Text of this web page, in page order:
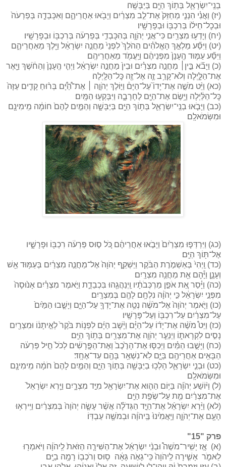
בְנֵֽי־יִשְׂרָאֵ֛ל בְּת֥וֹךְ הַיָּ֖ם בַּיַּבָּשָֽׁה׃
(יז) וַאֲנִ֗י הִנְנִ֤י מְחַזֵּק֙ אֶת־לֵ֣ב מִצְרַ֔יִם וְיָבֹ֖אוּ אַחֲרֵיהֶ֑ם וְאִכָּבְדָ֤ה בְּפַרְעֹה֙
וּבְכׇל־חֵיל֔וֹ בְּרִכְבּ֖וֹ וּבְפָרָשָֽׁיו׃
(יח) וְיָדְע֥וּ מִצְרַ֖יִם כִּי־אֲנִ֣י יְהֹוָ֑ה בְּהִכָּבְדִ֣י בְּפַרְעֹ֔ה בְּרִכְבּ֖וֹ וּבְפָרָשָֽׁיו׃
(יט) וַיִּסַּ֞ע מַלְאַ֣ךְ הָאֱלֹהִ֗ים הַהֹלֵךְ֙ לִפְנֵי֙ מַחֲנֵ֣ה יִשְׂרָאֵ֔ל וַיֵּ֖לֶךְ מֵאַחֲרֵיהֶ֑ם
וַיִּסַּ֞ע עַמּ֤וּד הֶֽעָנָן֙ מִפְּנֵיהֶ֔ם וַיַּֽעֲמֹ֖ד מֵאַחֲרֵיהֶֽם׃
(כ) וַיָּבֹ֞א בֵּ֣ין׀ מַחֲנֵ֣ה מִצְרַ֗יִם וּבֵין֙ מַחֲנֵ֣ה יִשְׂרָאֵ֔ל וַיְהִ֤י הֶֽעָנָן֙ וְהַחֹ֔שֶׁךְ וַיָּ֖אֶר
אֶת־הַלָּ֑יְלָה וְלֹא־קָרַ֥ב זֶ֛ה אֶל־זֶ֖ה כׇּל־הַלָּֽיְלָה׃
(כא) וַיֵּ֨ט מֹשֶׁ֣ה אֶת־יָדוֹ֮ עַל־הַיָּם֒ וַיּ֣וֹלֶךְ יְהֹוָ֣ה ׀ אֶת־הַ֠יָּ֠ם בְּר֨וּחַ קָדִ֤ים עַזָּה֙
כׇּל־הַלַּ֔יְלָה וַיָּ֥שֶׂם אֶת־הַיָּ֖ם לֶחָרָבָ֑ה וַיִּבָּקְע֖וּ הַמָּֽיִם׃
(כב) וַיָּבֹ֧אוּ בְנֵֽי־יִשְׂרָאֵ֛ל בְּת֥וֹךְ הַיָּ֖ם בַּיַּבָּשָׁ֑ה וְהַמַּ֤יִם לָהֶם֙ חוֹמָ֔ה מִֽימִינָ֖ם
וּמִשְּׂמֹאלָֽם׃
(כג) וַיִּרְדְּפ֤וּ מִצְרַ֙יִם֙ וַיָּבֹ֣אוּ אַחֲרֵיהֶ֔ם כֹּ֚ל ס֣וּס פַּרְעֹ֔ה רִכְבּ֖וֹ וּפָרָשָׁ֑יו
אֶל־תּ֖וֹךְ הַיָּֽם׃
(כד) וַֽיְהִי֙ בְּאַשְׁמֹ֣רֶת הַבֹּ֔קֶר וַיַּשְׁקֵ֤ף יְהֹוָה֙ אֶל־מַחֲנֵ֣ה מִצְרַ֔יִם בְּעַמּ֥וּד אֵ֖שׁ
וְעָנָ֑ן וַיָּ֕הׇם אֵ֖ת מַחֲנֵ֥ה מִצְרָֽיִם׃
(כה) וַיָּ֗סַר אֵ֚ת אֹפַ֣ן מַרְכְּבֹתָ֔יו וַֽיְנַהֲגֵ֖הוּ בִּכְבֵדֻ֑ת וַיֹּ֣אמֶר מִצְרַ֗יִם אָנ֙וּסָה֙
מִפְּנֵ֣י יִשְׂרָאֵ֔ל כִּ֣י יְהֹוָ֔ה נִלְחָ֥ם לָהֶ֖ם בְּמִצְרָֽיִם׃
(כו) וַיֹּ֤אמֶר יְהֹוָה֙ אֶל־מֹשֶׁ֔ה נְטֵ֥ה אֶת־יָדְךָ֖ עַל־הַיָּ֑ם וְיָשֻׁ֤בוּ הַמַּ֙יִם֙
עַל־מִצְרַ֔יִם עַל־רִכְבּ֖וֹ וְעַל־פָּרָשָֽׁיו׃
(כז) וַיֵּט֩ מֹשֶׁ֨ה אֶת־יָד֜וֹ עַל־הַיָּ֗ם וַיָּ֨שׇׁב הַיָּ֜ם לִפְנ֥וֹת בֹּ֙קֶר֙ לְאֵ֣יתָנ֔וֹ וּמִצְרַ֖יִם
נָסִ֣ים לִקְרָאת֑וֹ וַיְנַעֵ֧ר יְהֹוָ֛ה אֶת־מִצְרַ֖יִם בְּת֥וֹךְ הַיָּֽם׃
(כח) וַיָּשֻׁ֣בוּ הַמַּ֗יִם וַיְכַסּ֤וּ אֶת־הָרֶ֙כֶב֙ וְאֶת־הַפָּ֣רָשִׁ֔ים לְכֹל֙ חֵ֣יל פַּרְעֹ֔ה
הַבָּאִ֥ים אַחֲרֵיהֶ֖ם בַּיָּ֑ם לֹֽא־נִשְׁאַ֥ר בָּהֶ֖ם עַד־אֶחָֽד׃
(כט) וּבְנֵ֧י יִשְׂרָאֵ֛ל הָלְכ֥וּ בַיַּבָּשָׁ֖ה בְּת֣וֹךְ הַיָּ֑ם וְהַמַּ֤יִם לָהֶם֙ חֹמָ֔ה מִֽימִינָ֖ם
וּמִשְּׂמֹאלָֽם׃
(ל) וַיּ֨וֹשַׁע יְהֹוָ֜ה בַּיּ֥וֹם הַה֛וּא אֶת־יִשְׂרָאֵ֖ל מִיַּ֣ד מִצְרָ֑יִם וַיַּ֤רְא יִשְׂרָאֵל֙
אֶת־מִצְרַ֔יִם מֵ֖ת עַל־שְׂפַ֥ת הַיָּֽם׃
(לא) וַיַּ֨רְא יִשְׂרָאֵ֜ל אֶת־הַיָּ֣ד הַגְּדֹלָ֗ה אֲשֶׁ֨ר עָשָׂ֤ה יְהֹוָה֙ בְּמִצְרַ֔יִם וַיִּֽירְא֥וּ
הָעָ֖ם אֶת־יְהֹוָ֑ה וַיַּֽאֲמִ֙ינוּ֙ בַּֽיהֹוָ֔ה וּבְמֹשֶׁ֖ה עַבְדּֽוֹ׃
פרק "15"
(א) אָ֣ז יָשִֽׁיר־מֹשֶׁה֩ וּבְנֵ֨י יִשְׂרָאֵ֜ל אֶת־הַשִּׁירָ֤ה הַזֹּאת֙ לַֽיהֹוָ֔ה וַיֹּאמְר֖וּ
לֵאמֹ֑ר אָשִׁ֤ירָה לַֽיהֹוָה֙ כִּֽי־גָאֹ֣ה גָּאָ֔ה ס֥וּס וְרֹכְב֖וֹ רָמָ֥ה בַיָּֽם׃